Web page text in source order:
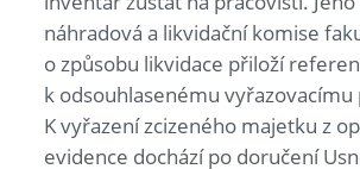
náhradová a likvidační komise
o způsobu likvidace přiloží
k odsouhlasenému
K vyřazení zcizeného majetku z
evidence dochází po doručení